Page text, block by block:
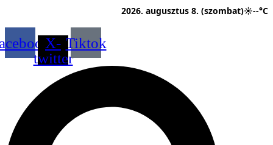
2026. augusztus 8. (szombat)☀--°C
X-
twitter
Tiktok